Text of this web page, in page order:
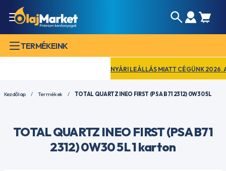
TERMÉKEINK
NYÁRI LEÁLLÁS MIATT CÉGÜNK 2026.
Kezdőlap Termékek TOTAL QUARTZ INEO FIRST (PSA B71 2312) 0W30 5L
TOTAL QUARTZ INEO FIRST (PSA B71
2312) 0W30 5L 1 karton